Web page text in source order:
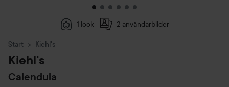
1 look 2 användarbilder
Start Kiehl's
Kiehl's
Calendula